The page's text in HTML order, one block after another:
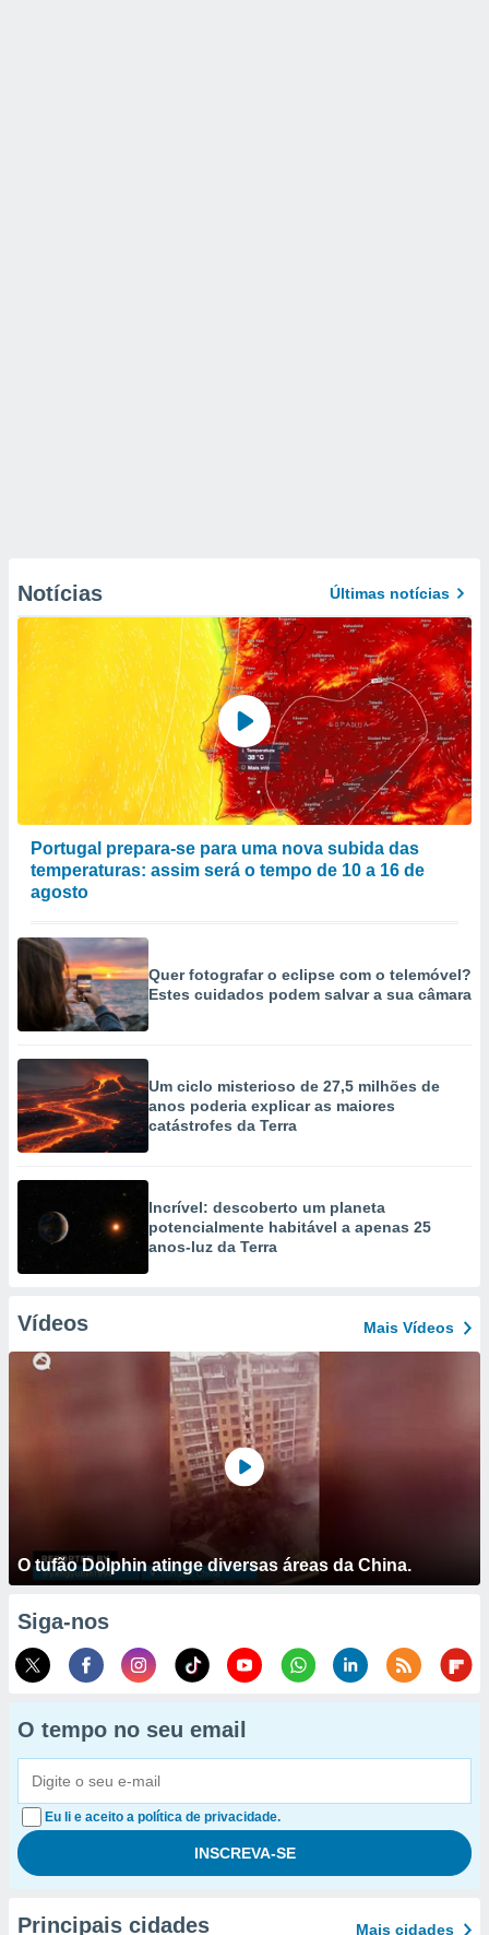
Notícias Últimas notícias
Portugal prepara-se para uma nova subida das
temperaturas: assim será o tempo de 10 a 16 de
agosto
Quer fotografar o eclipse com o telemóvel?
Estes cuidados podem salvar a sua câmara
Um ciclo misterioso de 27,5 milhões de
anos poderia explicar as maiores
catástrofes da Terra
Incrível: descoberto um planeta
potencialmente habitável a apenas 25
anos-luz da Terra
Vídeos Mais Vídeos
O tufão Dolphin atinge diversas áreas da China.
Siga-nos
O tempo no seu email
Eu li e aceito a política de privacidade.
Principais cidades Mais cidades